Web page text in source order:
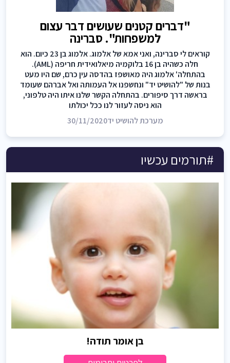
"דברים קטנים שעושים דבר עצום
למשפחות". סברינה
קוראים לי סברינה, ואני אמא של אלמוג. אלמוג בן 23 כיום. הוא
חלה כשהיה בן 16 בלוקמיה מיאלואידית חריפה (AML).
בהתחלה' אלמוג היה מאושפז בהדסה עין כרם, שם היו מעט
בנות של "להושיט יד" ונחשפנו אל העמותה ואל אברהם שעומד
בראשה דרך סיפורים. בהתחלה הקשר שלנו איתו היה טלפוני,
הוא ניסה לעזור לנו ככל יכולתו
מערכת להושיט יד30/11/2020
#תורמים עכשיו
בן אומר תודה!